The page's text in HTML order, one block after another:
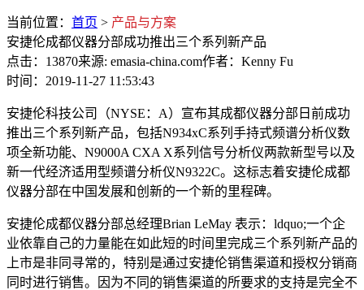
当前位置： 首页 > 产品与方案
安捷伦成都仪器分部成功推出三个系列新产品
点击：13870来源: emasia-china.com作者：Kenny Fu
时间：2019-11-27 11:53:43
安捷伦科技公司（NYSE：A）宣布其成都仪器分部日前成功
推出三个系列新产品，包括N934xC系列手持式频谱分析仪数
项全新功能、N9000A CXA X系列信号分析仪两款新型号以及
新一代经济适用型频谱分析仪N9322C。这标志着安捷伦成都
仪器分部在中国发展和创新的一个新的里程碑。
安捷伦成都仪器分部总经理Brian LeMay 表示：ldquo;一个企
业依靠自己的力量能在如此短的时间里完成三个系列新产品的
上市是非同寻常的，特别是通过安捷伦销售渠道和授权分销商
同时进行销售。因为不同的销售渠道的所要求的支持是完全不